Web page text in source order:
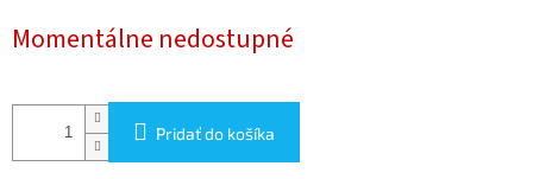
cena:
Momentálne nedostupné
Pridať do košíka